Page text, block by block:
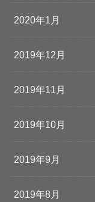
2020年1月
2019年12月
2019年11月
2019年10月
2019年9月
2019年8月